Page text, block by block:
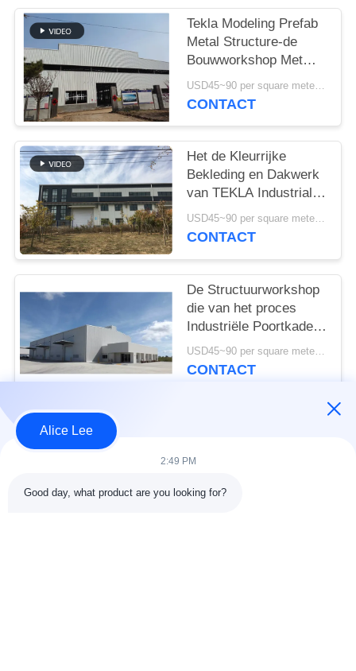
SITEMAP
PRIVACYBELEID
Tekla Modeling Prefab
Metal Structure-de
Bouwworkshop Met
hoge weerstand
USD45~90 per square meter MOQ:1000 vierkante meter
CONTACT
Het de Kleurrijke
Bekleding en Dakwerk
van TEKLA Industrial
Metal Workshop
Building
USD45~90 per square meter MOQ:1000 vierkante meter
CONTACT
De Structuurworkshop
die van het proces
Industriële Poortkader
PEB ISO-Norm bouwenUSD45~90 per square meter MOQ:1000 vierkante meter
CONTACT
populaire categorieën
de bouw van de
De Workshop van de
Alice Lee
2:49 PM
Good day, what product are you looking for?